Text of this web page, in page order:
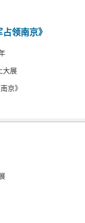
领南京》
大展
京》